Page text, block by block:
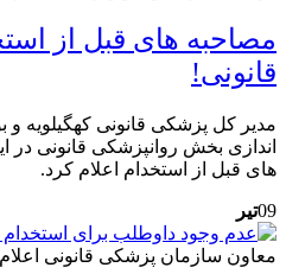
مصاحبه های قبل از
قانونی!
مدیر کل پزشکی قانونی کهگیلویه و
اندازی بخش روانپزشکی قانونی در
های قبل از استخدام اعلام کرد.
09تیر
معاون سازمان پزشکی قانونی